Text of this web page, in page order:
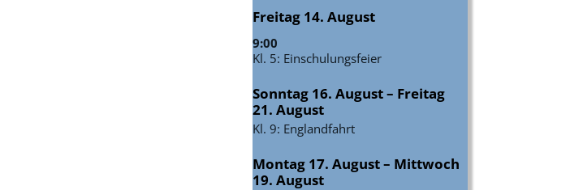
Freitag 14. August
9:00
Kl. 5: Einschulungsfeier
Sonntag 16. August– Freitag
21. August
Kl. 9: Englandfahrt
Montag 17. August– Mittwoch
19. August